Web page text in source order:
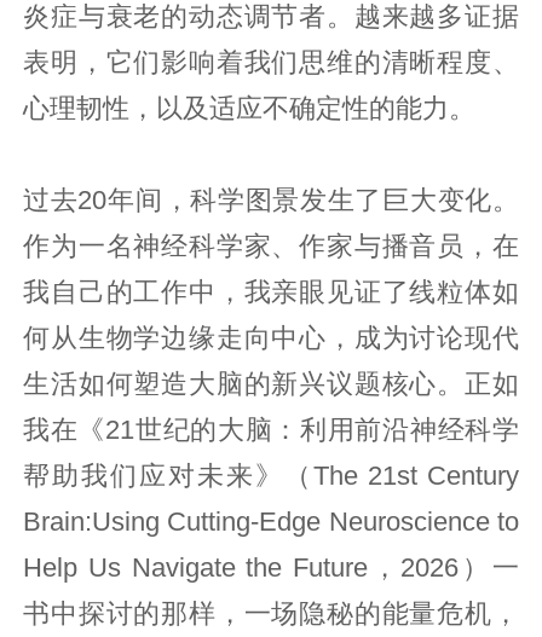
炎症与衰老的动态调节者。越来越多证据
表明，它们影响着我们思维的清晰程度、
心理韧性，以及适应不确定性的能力。
过去20年间，科学图景发生了巨大变化。
作为一名神经科学家、作家与播音员，在
我自己的工作中，我亲眼见证了线粒体如
何从生物学边缘走向中心，成为讨论现代
生活如何塑造大脑的新兴议题核心。正如
我在《21世纪的大脑：利用前沿神经科学
帮助我们应对未来》（The 21st Century
Brain:Using Cutting-Edge Neuroscience to
Help Us Navigate the Future，2026）一
书中探讨的那样，一场隐秘的能量危机，